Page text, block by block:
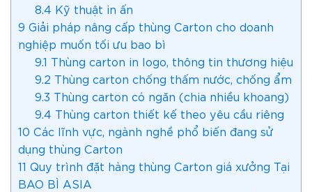
8.4 Kỹ thuật in ấn
9 Giải pháp nâng cấp thùng Carton cho doanh
nghiệp muốn tối ưu bao bì
9.1 Thùng carton in logo, thông tin thương hiệu
9.2 Thùng carton chống thấm nước, chống ẩm
9.3 Thùng carton có ngăn (chia nhiều khoang)
9.4 Thùng carton thiết kế theo yêu cầu riêng
10 Các lĩnh vực, ngành nghề phổ biến đang sử
dụng thùng Carton
11 Quy trình đặt hàng thùng Carton giá xưởng Tại
BAO BÌ ASIA